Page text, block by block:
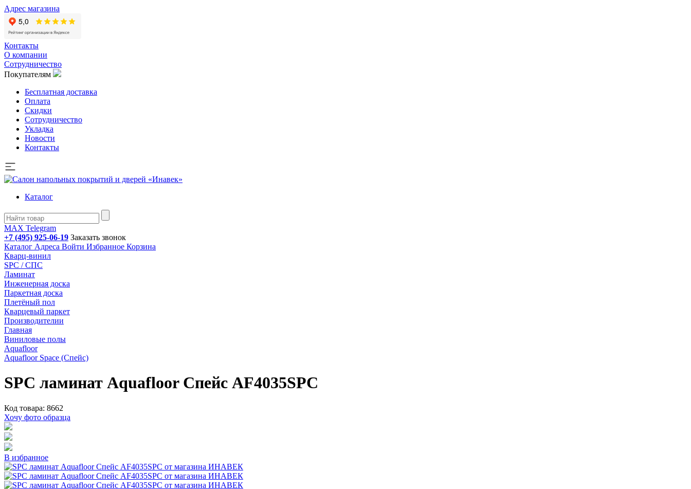
Адрес магазина
Контакты
О компании
Сотрудничество
Покупателям
Бесплатная доставка
Оплата
Скидки
Сотрудничество
Укладка
Новости
Контакты
Каталог
MAX Telegram
+7 (495) 925-06-19 Заказать звонок
Каталог Адреса Войти Избранное Корзина
Кварц-винил
SPC / СПС
Ламинат
Инженерная доска
Паркетная доска
Плетёный пол
Кварцевый паркет
Производителии
Главная
Виниловые полы
Aquafloor
Aquafloor Space (Спейс)
SPC ламинат Aquafloor Спейс AF4035SPC
Код товара: 8662
Хочу фото образца
В избранное